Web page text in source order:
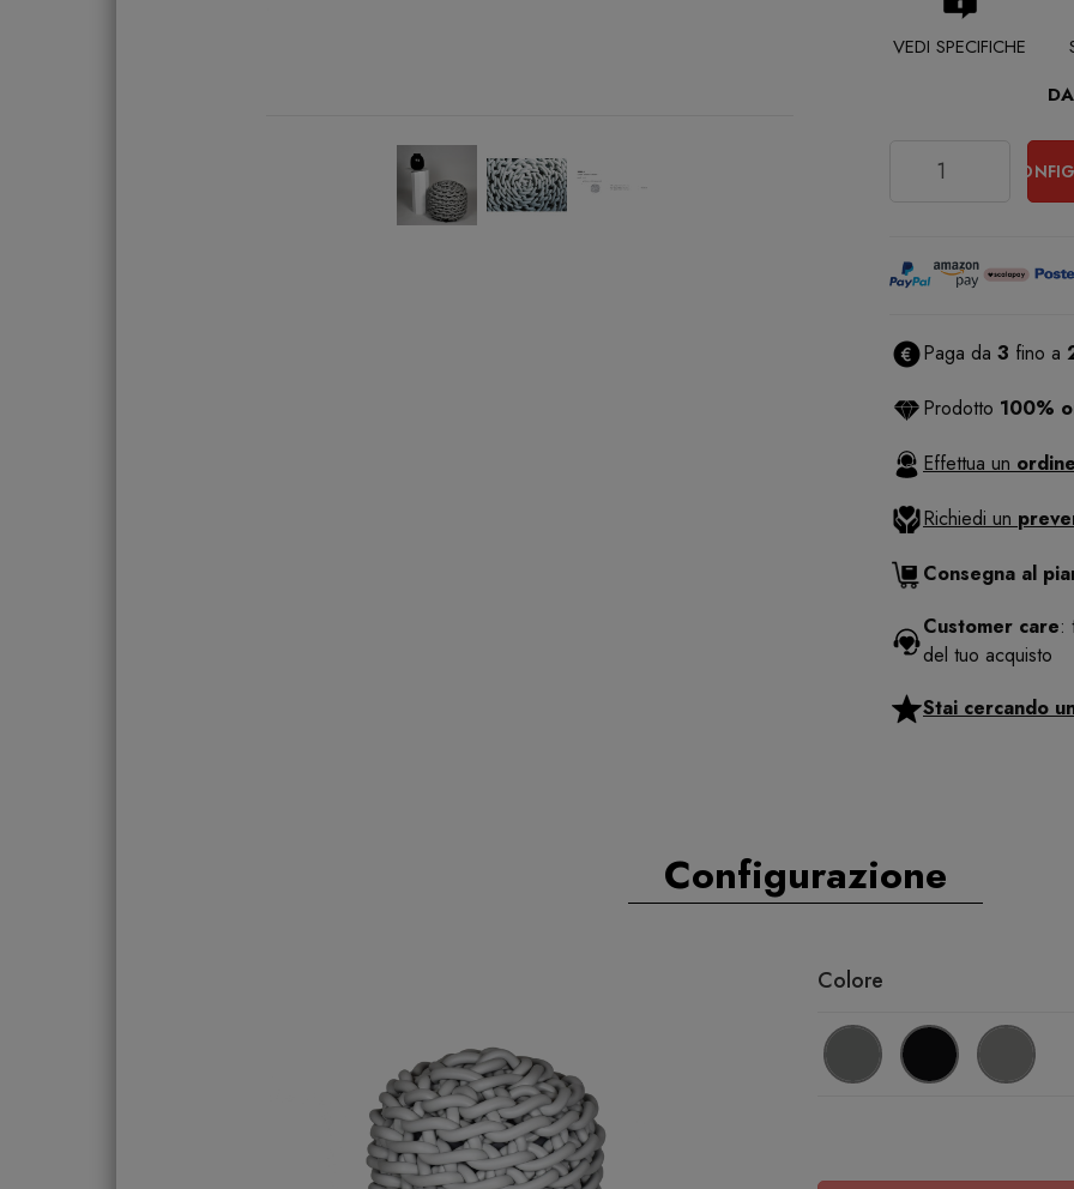
VEDI SPECIFICHE
Paga da 3 fino a
Prodotto 100%
Effettua un
Richiedi un
Consegna al
Customer care:
del tuo acquisto
Stai cercando
Configurazione
Colore